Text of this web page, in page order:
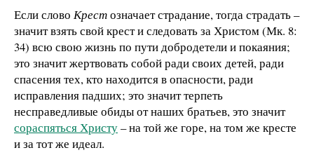
Если слово Крестозначает страдание, тогда страдать –
значит взять свой крест и следовать за Христом (Мк. 8:
34) всю свою жизнь по пути добродетели и покаяния;
это значит жертвовать собой ради своих детей, ради
спасения тех, кто находится в опасности, ради
исправления падших; это значит терпеть
несправедливые обиды от наших братьев, это значит
сораспяться Христу– на той же горе, на том же кресте
и за тот же идеал.